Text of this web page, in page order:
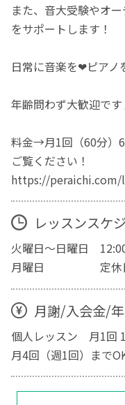
また、音大受験やオ
をサポートします！
日常に音楽を❤ピアノ
年齢問わず大歓迎で
料金→月1回（60分）
ご覧ください！
https://
レッスンスケ
火曜日～日曜日
月曜日 定休
月謝/入会金/
個人レッスン 月1回
月4回（週1回）まで